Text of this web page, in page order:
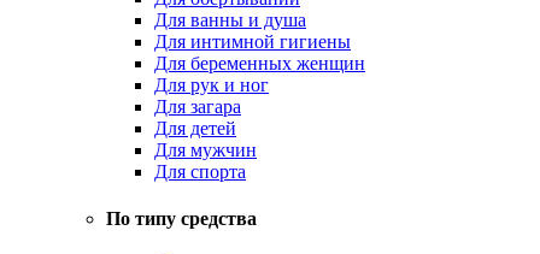
Для ванны и душа
Для интимной гигиены
Для беременных женщин
Для рук и ног
Для загара
Для детей
Для мужчин
Для спорта
По типу средства